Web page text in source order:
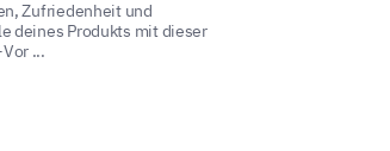
Zufriedenheit und
deines Produkts mit dieser
...